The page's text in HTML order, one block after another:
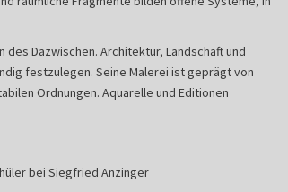
Dazwischen. Architektur, Landschaft und
festzulegen. Seine Malerei ist geprägt von
Ordnungen. Aquarelle und Editionen
bei Siegfried Anzinger